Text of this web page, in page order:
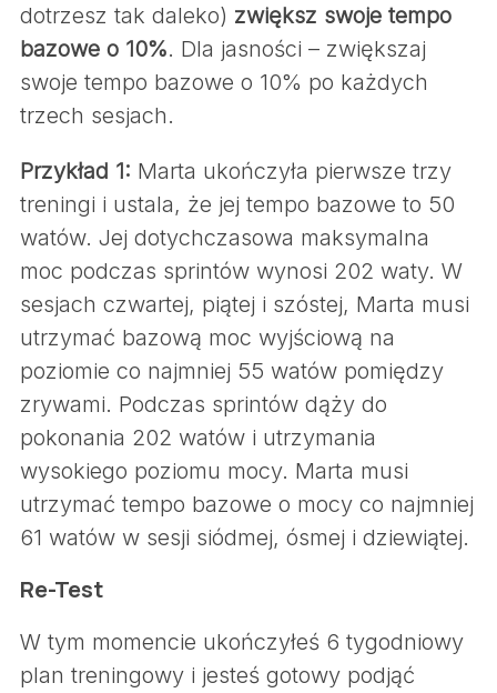
dotrzesz tak daleko) zwiększ swoje tempo
bazowe o 10%. Dla jasności – zwiększaj
swoje tempo bazowe o 10% po każdych
trzech sesjach.
Przykład 1: Marta ukończyła pierwsze trzy
treningi i ustala, że jej tempo bazowe to 50
watów. Jej dotychczasowa maksymalna
moc podczas sprintów wynosi 202 waty. W
sesjach czwartej, piątej i szóstej, Marta musi
utrzymać bazową moc wyjściową na
poziomie co najmniej 55 watów pomiędzy
zrywami. Podczas sprintów dąży do
pokonania 202 watów i utrzymania
wysokiego poziomu mocy. Marta musi
utrzymać tempo bazowe o mocy co najmniej
61 watów w sesji siódmej, ósmej i dziewiątej.
Re-Test
W tym momencie ukończyłeś 6 tygodniowy
plan treningowy i jesteś gotowy podjąć